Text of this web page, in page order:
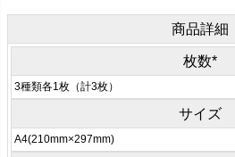
商品詳細
枚数*
3種類各1枚（計3枚）
サイズ
A4(210mm×297mm)